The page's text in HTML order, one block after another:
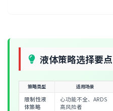
液体策略选择要点
策略类型 适用场景
限制性液
体策略
心功能不全、ARDS
高风险者